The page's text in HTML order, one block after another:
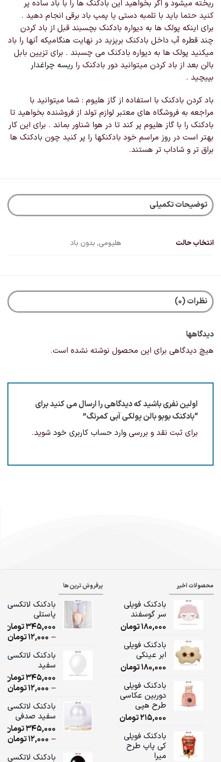
ریخته میشود و اگر بخواهید این بادکنک ها را با باد ساده پر
کنید حتما باید با تلمبه دستی یا پمپ باد برقی انجام دهید .
برای اینکه پولک ها به دیواره بادکنک بچسبند قبل از باد کردن
چند قطره آب داخل بادکنک بریزید در نهایت هنگامیکه آنها را باد
میکنید پولک ها به دیواره بادکنک می چسبند . برای تزیین بابل
بالن بعد از باد کردن میتوانید دور بادکنک را ریسه چراغدار
بپیچید .
باد کردن بادکنک با استفاده از گاز هلیوم : شما میتوانید با
مراجعه به فروشگاه های معتبر لوازم تولد از فروشنده بخواهید تا
بادکنک را با گاز هلیوم پر کند تا در هوا شناور بماند . برای این کار
بهتر است در روز مراسم خود بادکنکها را پر کنید چون بادکنک ها
براق تر و شاداب تر هستند.
توضیحات تکمیلی
انتخاب حالت هلیومی, بدون باد
نظرات (0)
دیدگاهها
هیچ دیدگاهی برای این محصول نوشته نشده است.
اولین نفری باشید که دیدگاهی را ارسال می کنید برای
“بادکنک بوبو بالن پولکی آبی کمرنگ”
برای ثبت نقد و بررسی وارد حساب کاربری خود شوید.
محصولات اخیر
بادکنک فویلی
سر گوسفند
180,000تومان
بادکنک فویلی
ابر عینکی
180,000تومان
بادکنک فویلی
دوربین عکاسی
طرح هپی
215,000تومان
بادکنک فویلی
کی پاپ طرح
میرا
پرفروش ترین ها
بادکنک لاتکسی
پاستلی
345,000تومان
–
12,000تومان
بادکنک لاتکسی
سفید
345,000تومان
–
12,000تومان
بادکنک لاتکسی
سفید صدفی
345,000تومان
–
12,000تومان
بادکنک لاتکسی